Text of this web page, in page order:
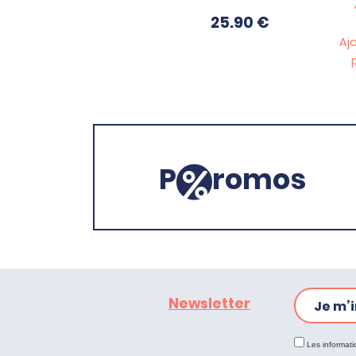
25.90 €
P romos
Newsletter Je
Les